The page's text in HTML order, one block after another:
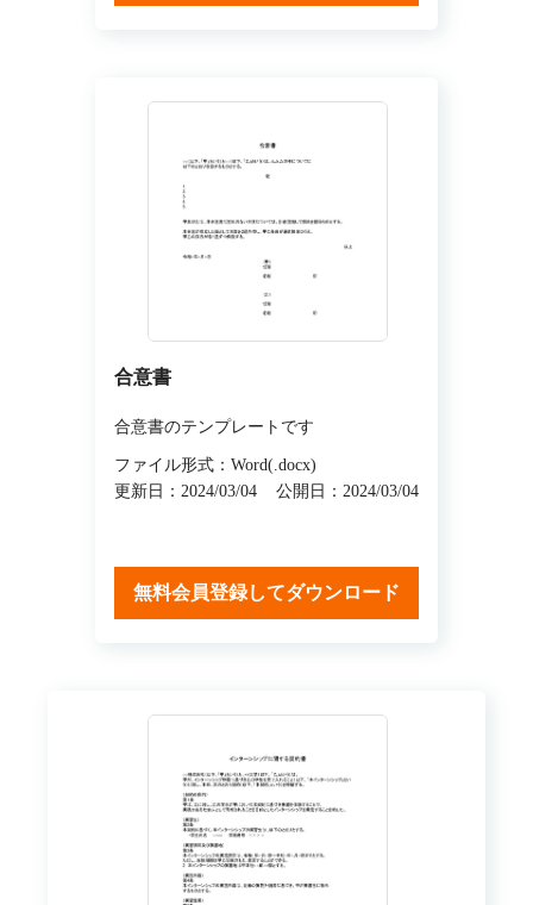
合意書
合意書のテンプレートです
ファイル形式：Word(.docx)
更新日：2024/03/04
公開日：2024/03/04
無料会員登録してダウンロード